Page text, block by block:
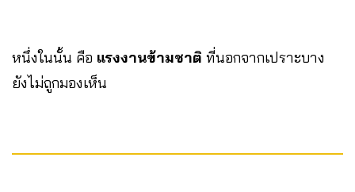
หนึ่งในนั้น คือ แรงงานข้ามชาติ ที่นอกจากเปราะบาง
ยังไม่ถูกมองเห็น